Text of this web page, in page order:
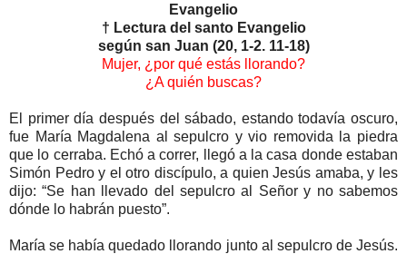
Evangelio
† Lectura del santo Evangelio
según san Juan (20, 1-2. 11-18)
Mujer, ¿por qué estás llorando?
¿A quién buscas?
El primer día después del sábado, estando todavía oscuro,
fue María Magdalena al sepulcro y vio removida la piedra
que lo cerraba. Echó a correr, llegó a la casa donde estaban
Simón Pedro y el otro discípulo, a quien Jesús amaba, y les
dijo: “Se han llevado del sepulcro al Señor y no sabemos
dónde lo habrán puesto”.
María se había quedado llorando junto al sepulcro de Jesús.